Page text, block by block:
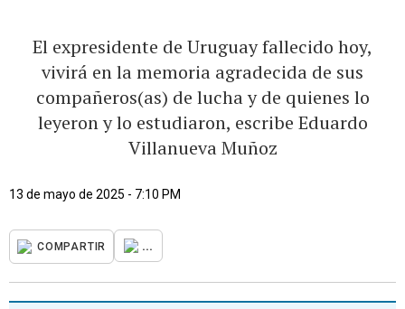
El expresidente de Uruguay fallecido hoy,
vivirá en la memoria agradecida de sus
compañeros(as) de lucha y de quienes lo
leyeron y lo estudiaron, escribe Eduardo
Villanueva Muñoz
13 de mayo de 2025 - 7:10 PM
COMPARTIR ...